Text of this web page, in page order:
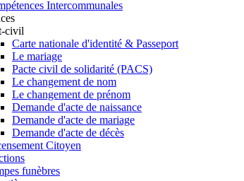
Intercommunales
civil
Carte nationale d'identité & Passeport
Le mariage
Pacte civil de solidarité (PACS)
Le changement de nom
Le changement de prénom
Demande d'acte de naissance
Demande d'acte de mariage
Demande d'acte de décès
Citoyen
funèbres